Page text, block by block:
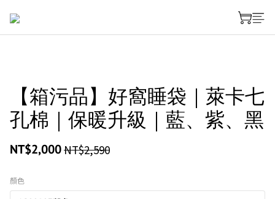
【箱污品】好窩睡袋｜萊卡七
孔棉｜保暖升級｜藍、紫、黑
NT$2,000NT$2,590
顏色